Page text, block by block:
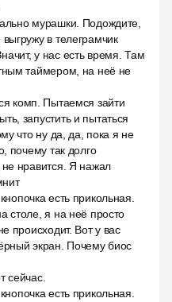
мурашки. Подождите,
в телеграмчик
у нас есть время. Там
таймером, на неё не
комп. Пытаемся зайти
запустить и пытаться
что ну да, да, пока я не
почему так долго
нравится. Я нажал
есть прикольная.
столе, я на неё просто
происходит. Вот у вас
экран. Почему биос
сейчас.
есть прикольная.